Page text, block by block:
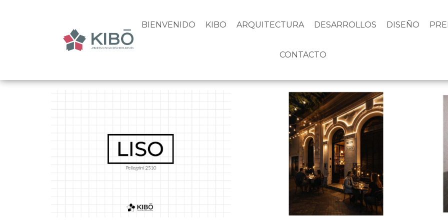
BIENVENIDO KIBO ARQUITECTURA DESARROLLOS DISEÑO
CONTACTO